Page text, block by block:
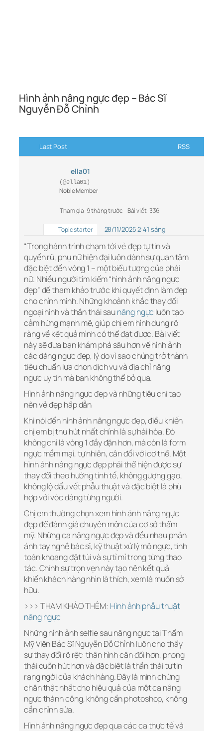
Hình ảnh nâng ngực đẹp – Bác Sĩ
Nguyễn Đỗ Chỉnh
Last Post RSS
ella01
(@ella01)
Noble Member
Tham gia: 9 tháng trước Bài viết: 336
Topic starter 28/11/2025 2:41 sáng
“Trong hành trình chạm tới vẻ đẹp tự tin và
quyến rũ, phụ nữ hiện đại luôn dành sự quan tâm
đặc biệt đến vòng 1 – một biểu tượng của phái
nữ. Nhiều người tìm kiếm “hình ảnh nâng ngực
đẹp” để tham khảo trước khi quyết định làm đẹp
cho chính mình. Những khoảnh khắc thay đổi
ngoại hình và thần thái saunâng ngực luôn tạo
cảm hứng mạnh mẽ, giúp chị em hình dung rõ
ràng về kết quả mình có thể đạt được. Bài viết
này sẽ đưa bạn khám phá sâu hơn về hình ảnh
các dáng ngực đẹp, lý do vì sao chúng trở thành
tiêu chuẩn lựa chọn dịch vụ và địa chỉ nâng
ngực uy tín mà bạn không thể bỏ qua.
Hình ảnh nâng ngực đẹp và những tiêu chí tạo
nên vẻ đẹp hấp dẫn
Khi nói đến hình ảnh nâng ngực đẹp, điều khiến
chị em bị thu hút nhất chính là sự hài hòa. Đó
không chỉ là vòng 1 đầy đặn hơn, mà còn là form
ngực mềm mại, tự nhiên, cân đối với cơ thể. Một
hình ảnh nâng ngực đẹp phải thể hiện được sự
thay đổi theo hướng tinh tế, không gượng gạo,
không lộ dấu vết phẫu thuật và đặc biệt là phù
hợp với vóc dáng từng người.
Chị em thường chọn xem hình ảnh nâng ngực
đẹp để đánh giá chuyên môn của cơ sở thẩm
mỹ. Những ca nâng ngực đẹp và đều nhau phản
ánh tay nghề bác sĩ, kỹ thuật xử lý mô ngực, tính
toán khoang đặt túi và sự tỉ mỉ trong từng thao
tác. Chính sự trọn vẹn này tạo nên kết quả
khiến khách hàng nhìn là thích, xem là muốn sở
hữu.
>>> THAM KHẢO THÊM: Hình ảnh phẫu thuật
nâng ngực
Những hình ảnh selfie sau nâng ngực tại Thẩm
Mỹ Viện Bác Sĩ Nguyễn Đỗ Chỉnh luôn cho thấy
sự thay đổi rõ rệt: thân hình cân đối hơn, phong
thái cuốn hút hơn và đặc biệt là thần thái tự tin
rạng ngời của khách hàng. Đây là minh chứng
chân thật nhất cho hiệu quả của một ca nâng
ngực thành công, không cần photoshop, không
cần chỉnh sửa.
Hình ảnh nâng ngực đẹp qua các ca thực tế và